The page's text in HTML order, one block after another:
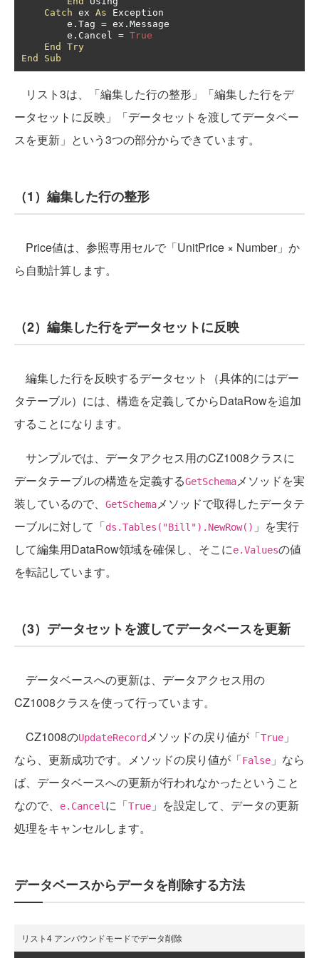
Catch ex As Exception
        e
. Tag = ex . Message
        e
. Cancel = True
End
Try
End
Sub
リスト3は、「編集した行の整形」「編集した行をデ
ータセットに反映」「データセットを渡してデータベー
スを更新」という3つの部分からできています。
（1）編集した行の整形
Price値は、参照専用セルで「UnitPrice × Number」か
ら自動計算します。
（2）編集した行をデータセットに反映
編集した行を反映するデータセット（具体的にはデー
タテーブル）には、構造を定義してからDataRowを追加
することになります。
サンプルでは、データアクセス用のCZ1008クラスに
データテーブルの構造を定義するGetSchemaメソッドを実
装しているので、
GetSchemaメソッドで取得したデータテ
ーブルに対して「ds.Tables("Bill").NewRow() 」を実行
して編集用DataRow領域を確保し、そこにe.Valuesの値
を転記しています。
（3）データセットを渡してデータベースを更新
データベースへの更新は、データアクセス用の
CZ1008クラスを使って行っています。
CZ1008のUpdateRecord メソッドの戻り値が「True 」
なら、更新成功です。メソッドの戻り値が「False 」なら
ば、データベースへの更新が行われなかったということ
なので、
e.Cancelに「True 」を設定して、データの更新
処理をキャンセルします。
データベースからデータを削除する方法
リスト4 アンバウンドモードでデータ削除